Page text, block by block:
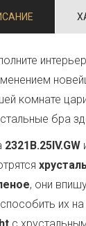
комнате
бра
2321B.25IV.GW
, они
их